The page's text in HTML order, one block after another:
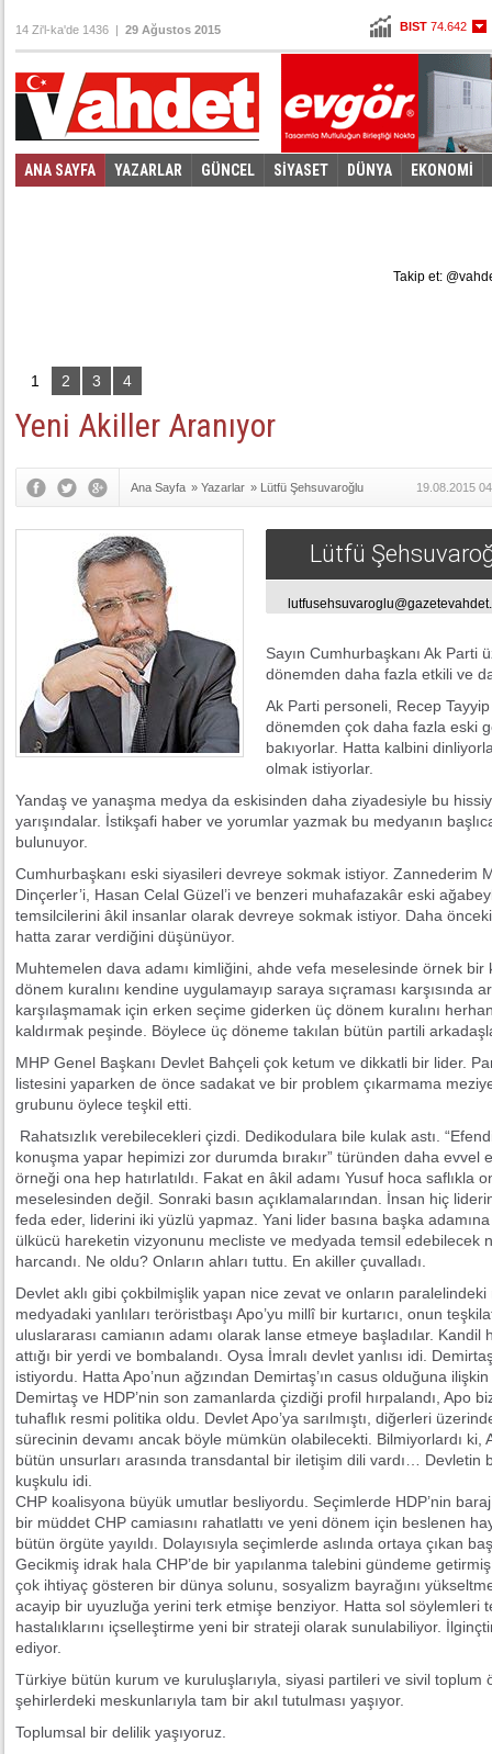
Dolar2,9085
Euro 3,2635
14 Zi'l-ka'de 1436 | 29 Ağustos 2015
ANA SAYFA YAZARLAR GÜNCEL SİYASET DÜNYA EKONOMİ
1 2 3 4
Yeni Akiller Aranıyor
Ana Sayfa » Yazarlar » Lütfü Şehsuvaroğlu 19.08.2015
Lütfü
Sayın Cumhurbaşkanı Ak Parti
dönemden daha fazla etkili ve
Ak Parti personeli, Recep
dönemden çok daha fazla eski
bakıyorlar. Hatta kalbini
olmak istiyorlar.
Yandaş ve yanaşma medya da eskisinden daha ziyadesiyle bu
yarışındalar. İstikşafi haber ve yorumlar yazmak bu medyanın
bulunuyor.
Cumhurbaşkanı eski siyasileri devreye sokmak istiyor. Zannederim
Dinçerler’i, Hasan Celal Güzel’i ve benzeri muhafazakâr eski
temsilcilerini âkil insanlar olarak devreye sokmak istiyor. Daha önceki
hatta zarar verdiğini düşünüyor.
Muhtemelen dava adamı kimliğini, ahde vefa meselesinde örnek
dönem kuralını kendine uygulamayıp saraya sıçraması karşısında
karşılaşmamak için erken seçime giderken üç dönem kuralını
kaldırmak peşinde. Böylece üç döneme takılan bütün partili
MHP Genel Başkanı Devlet Bahçeli çok ketum ve dikkatli bir lider.
listesini yaparken de önce sadakat ve bir problem çıkarmama
grubunu öylece teşkil etti.
Rahatsızlık verebilecekleri çizdi. Dedikodulara bile kulak astı.
konuşma yapar hepimizi zor durumda bırakır” türünden daha evvel
örneği ona hep hatırlatıldı. Fakat en âkil adamı Yusuf hoca saflıkla
meselesinden değil. Sonraki basın açıklamalarından. İnsan hiç
feda eder, liderini iki yüzlü yapmaz. Yani lider basına başka
ülkücü hareketin vizyonunu mecliste ve medyada temsil edebilecek
harcandı. Ne oldu? Onların ahları tuttu. En akiller çuvalladı.
Devlet aklı gibi çokbilmişlik yapan nice zevat ve onların
medyadaki yanlıları teröristbaşı Apo’yu millî bir kurtarıcı, onun
uluslararası camianın adamı olarak lanse etmeye başladılar.
attığı bir yerdi ve bombalandı. Oysa İmralı devlet yanlısı idi.
istiyordu. Hatta Apo’nun ağzından Demirtaş’ın casus olduğuna
Demirtaş ve HDP’nin son zamanlarda çizdiği profil hırpalandı, Apo
tuhaflık resmi politika oldu. Devlet Apo’ya sarılmıştı, diğerleri
sürecinin devamı ancak böyle mümkün olabilecekti. Bilmiyorlardı ki,
bütün unsurları arasında transdantal bir iletişim dili vardı… Devletin
kuşkulu idi.
CHP koalisyona büyük umutlar besliyordu. Seçimlerde HDP’nin
bir müddet CHP camiasını rahatlattı ve yeni dönem için beslenen
bütün örgüte yayıldı. Dolayısıyla seçimlerde aslında ortaya çıkan
Gecikmiş idrak hala CHP’de bir yapılanma talebini gündeme
çok ihtiyaç gösteren bir dünya solunu, sosyalizm bayrağını
acayip bir uyuzluğa yerini terk etmişe benziyor. Hatta sol söylemleri
hastalıklarını içselleştirme yeni bir strateji olarak sunulabiliyor.
ediyor.
Türkiye bütün kurum ve kuruluşlarıyla, siyasi partileri ve sivil toplum
şehirlerdeki meskunlarıyla tam bir akıl tutulması yaşıyor.
Toplumsal bir delilik yaşıyoruz.
Takip et: